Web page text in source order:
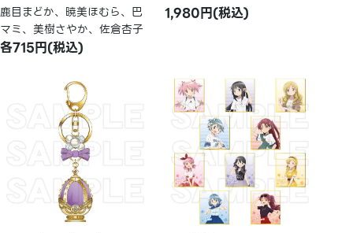
鹿目まどか、暁美ほむら、巴
マミ、美樹さやか、佐倉杏子
各715円(税込)
1,980円(税込)